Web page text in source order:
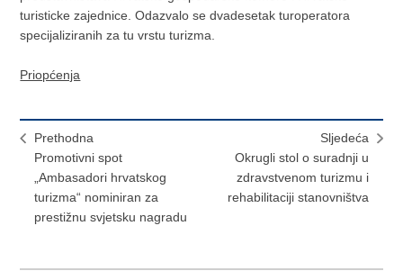
turisticke zajednice. Odazvalo se dvadesetak turoperatora
specijaliziranih za tu vrstu turizma.
Priopćenja
Prethodna
Promotivni spot
„Ambasadori hrvatskog
turizma“ nominiran za
prestižnu svjetsku nagradu
Sljedeća
Okrugli stol o suradnji u
zdravstvenom turizmu i
rehabilitaciji stanovništva